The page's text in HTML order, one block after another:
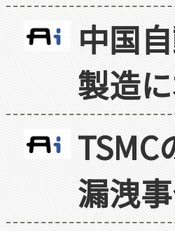
中国
製造
漏洩